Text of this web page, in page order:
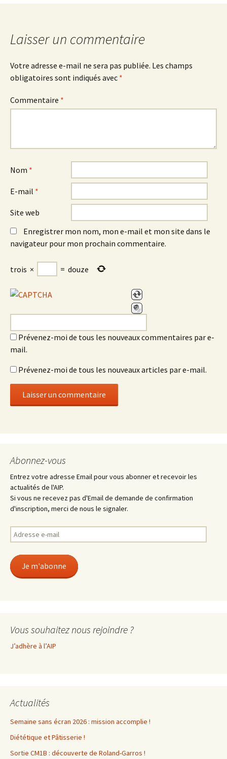
articles
Laisser un commentaire
Votre adresse e-mail ne sera pas publiée. Les champs
obligatoires sont indiqués avec *
Commentaire *
Nom *
E-mail *
Site web
Enregistrer mon nom, mon e-mail et mon site dans le
navigateur pour mon prochain commentaire.
trois × = douze
Prévenez-moi de tous les nouveaux commentaires par e-
mail.
Prévenez-moi de tous les nouveaux articles par e-mail.
Abonnez-vous
Entrez votre adresse Email pour vous abonner et recevoir les
actualités de l'AIP.
Si vous ne recevez pas d'Email de demande de confirmation
d'inscription, merci de nous le signaler.
Adresse
e-
Je m'abonne
Vous souhaitez nous rejoindre ?
J’adhère à l’AIP
Actualités
Semaine sans écran 2026 : mission accomplie !
Diététique et Pâtisserie !
Sortie CM1B : découverte de Roland-Garros !